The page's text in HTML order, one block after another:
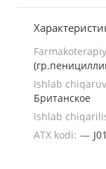
Ishlab
Британское
Ishlab
ATX kodi: —